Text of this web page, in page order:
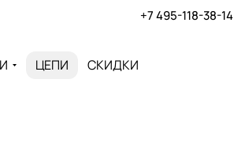
+7 495-118-38-14
ЦЕПИ СКИДКИ